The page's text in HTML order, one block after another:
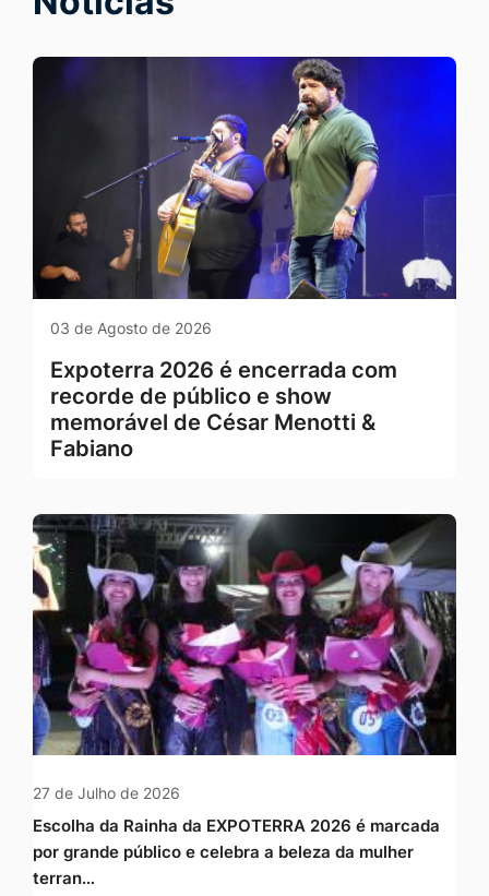
Seção Notícias e Serviços
03 de Agosto de 2026
Expoterra 2026 é encerrada com
recorde de público e show
memorável de César Menotti &
Fabiano
27 de Julho de 2026
Escolha da Rainha da EXPOTERRA 2026 é marcada
por grande público e celebra a beleza da mulher
terran…